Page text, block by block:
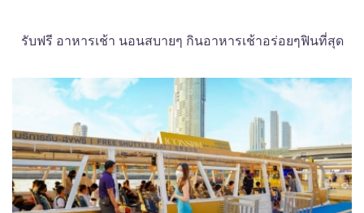
รับฟรี อาหารเช้า นอนสบายๆ กินอาหารเช้าอร่อยๆฟินที่สุด